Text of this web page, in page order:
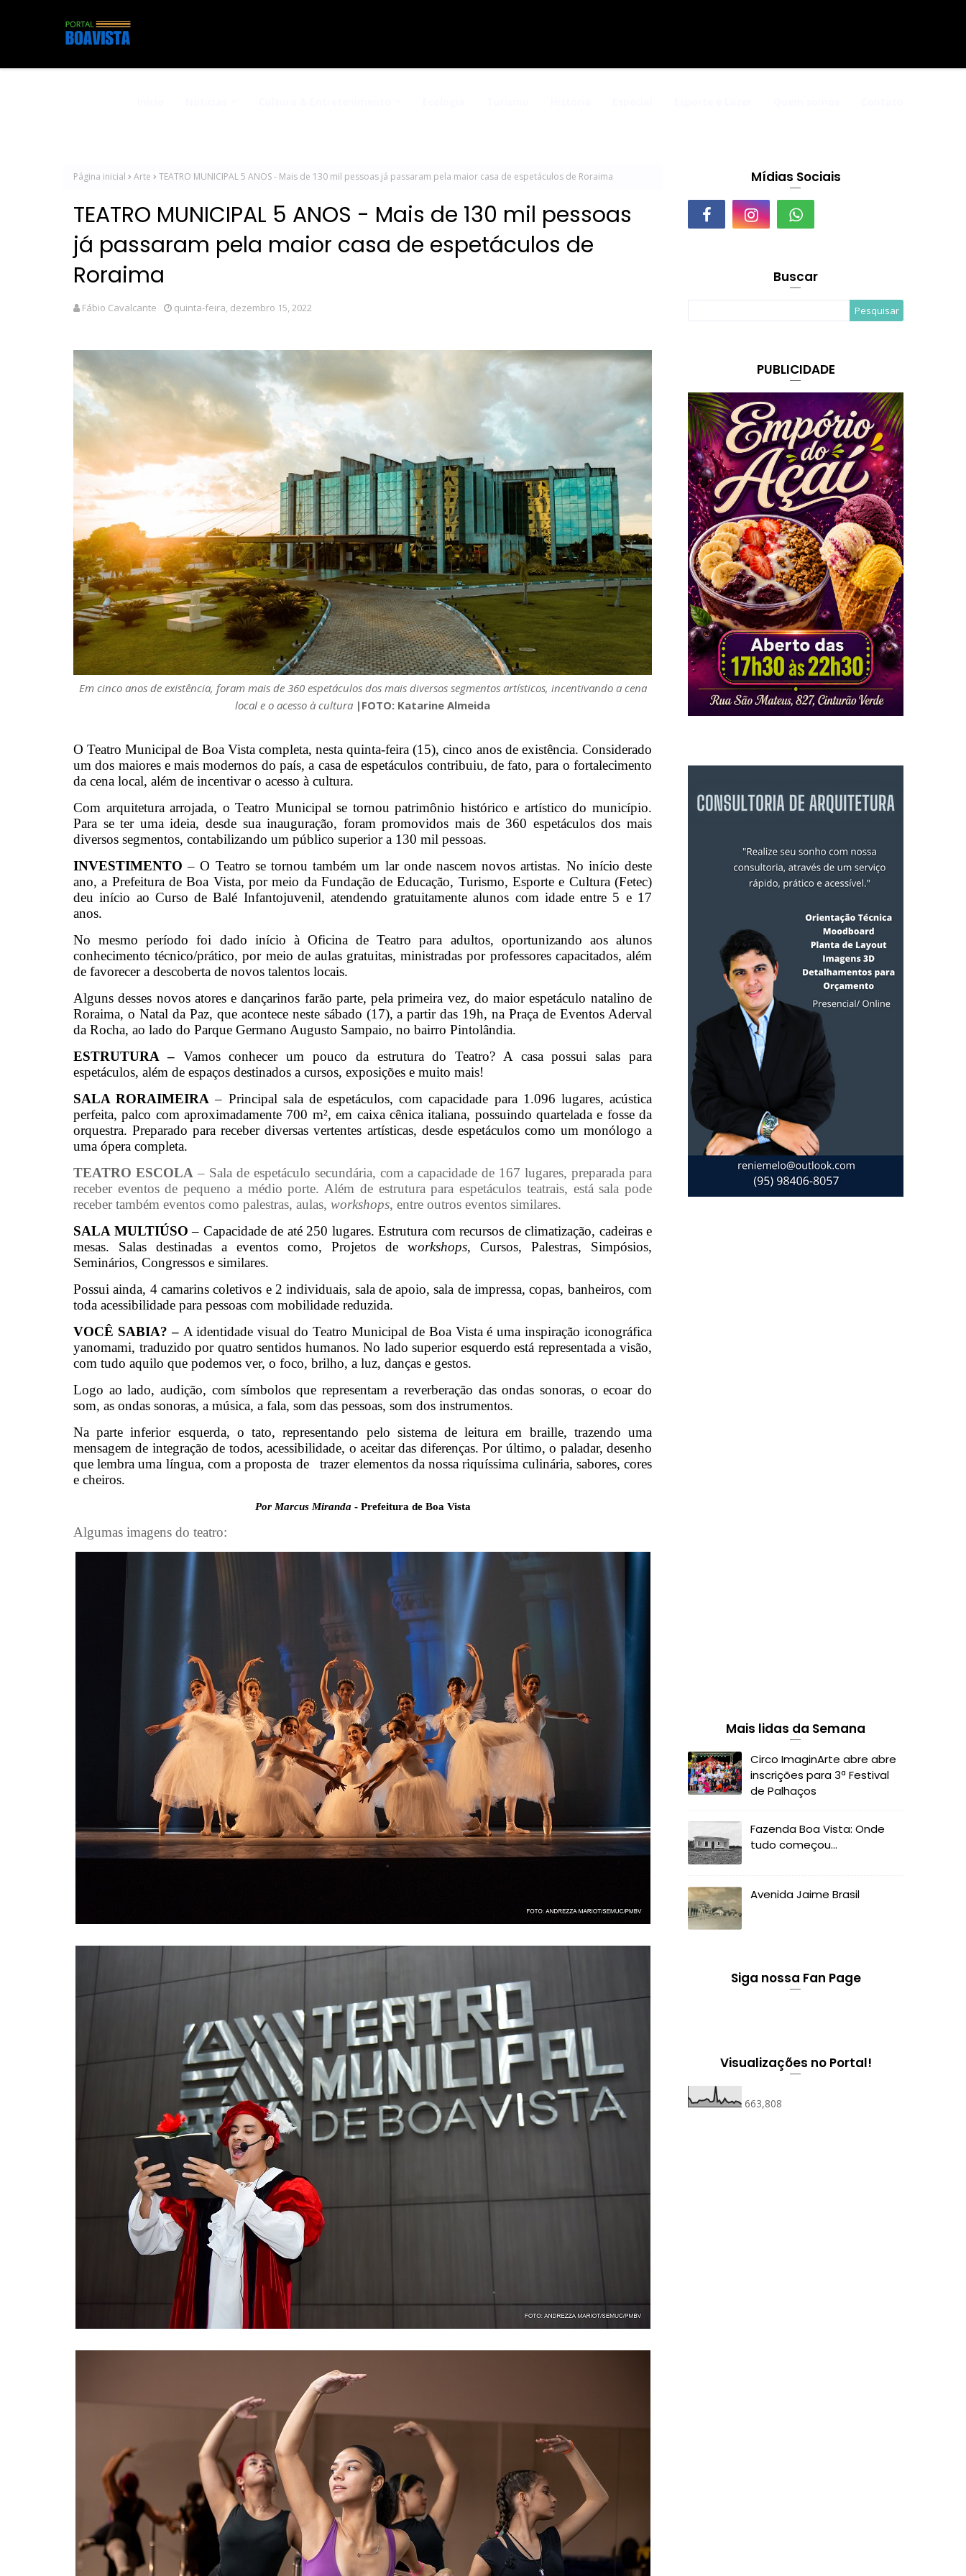
Página inicial Arte TEATRO MUNICIPAL 5 ANOS - Mais de 130 mil pessoas já passaram pela maior casa de espetáculos de Roraima
TEATRO MUNICIPAL 5 ANOS - Mais de 130 mil pessoas
já passaram pela maior casa de espetáculos de
Roraima
Fábio Cavalcante quinta-feira, dezembro 15, 2022
Em cinco anos de existência, foram mais de 360 espetáculos dos mais diversos segmentos artísticos, incentivando a cena
local e o acesso à cultura |FOTO: Katarine Almeida
O Teatro Municipal de Boa Vista completa, nesta quinta-feira (15), cinco anos de existência. Considerado
um dos maiores e mais modernos do país, a casa de espetáculos contribuiu, de fato, para o fortalecimento
da cena local, além de incentivar o acesso à cultura.
Com arquitetura arrojada, o Teatro Municipal se tornou patrimônio histórico e artístico do município.
Para se ter uma ideia, desde sua inauguração, foram promovidos mais de 360 espetáculos dos mais
diversos segmentos, contabilizando um público superior a 130 mil pessoas.
INVESTIMENTO – O Teatro se tornou também um lar onde nascem novos artistas. No início deste
ano, a Prefeitura de Boa Vista, por meio da Fundação de Educação, Turismo, Esporte e Cultura (Fetec)
deu início ao Curso de Balé Infantojuvenil, atendendo gratuitamente alunos com idade entre 5 e 17
anos.
No mesmo período foi dado início à Oficina de Teatro para adultos, oportunizando aos alunos
conhecimento técnico/prático, por meio de aulas gratuitas, ministradas por professores capacitados, além
de favorecer a descoberta de novos talentos locais.
Alguns desses novos atores e dançarinos farão parte, pela primeira vez, do maior espetáculo natalino de
Roraima, o Natal da Paz, que acontece neste sábado (17), a partir das 19h, na Praça de Eventos Aderval
da Rocha, ao lado do Parque Germano Augusto Sampaio, no bairro Pintolândia.
ESTRUTURA – Vamos conhecer um pouco da estrutura do Teatro? A casa possui salas para
espetáculos, além de espaços destinados a cursos, exposições e muito mais!
SALA RORAIMEIRA– Principal sala de espetáculos, com capacidade para 1.096 lugares, acústica
perfeita, palco com aproximadamente 700 m², em caixa cênica italiana, possuindo quartelada e fosse da
orquestra. Preparado para receber diversas vertentes artísticas, desde espetáculos como um monólogo a
uma ópera completa.
TEATRO ESCOLA – Sala de espetáculo secundária, com a capacidade de 167 lugares, preparada para
receber eventos de pequeno a médio porte. Além de estrutura para espetáculos teatrais, está sala pode
receber também eventos como palestras, aulas, workshops, entre outros eventos similares.
SALA MULTIÚSO– Capacidade de até 250 lugares. Estrutura com recursos de climatização, cadeiras e
mesas. Salas destinadas a eventos como, Projetos de workshops, Cursos, Palestras, Simpósios,
Seminários, Congressos e similares.
Possui ainda, 4 camarins coletivos e 2 individuais, sala de apoio, sala de impressa, copas, banheiros, com
toda acessibilidade para pessoas com mobilidade reduzida.
VOCÊ SABIA? – A identidade visual do Teatro Municipal de Boa Vista é uma inspiração iconográfica
yanomami, traduzido por quatro sentidos humanos. No lado superior esquerdo está representada a visão,
com tudo aquilo que podemos ver, o foco, brilho, a luz, danças e gestos.
Logo ao lado, audição, com símbolos que representam a reverberação das ondas sonoras, o ecoar do
som, as ondas sonoras, a música, a fala, som das pessoas, som dos instrumentos.
Na parte inferior esquerda, o tato, representando pelo sistema de leitura em braille, trazendo uma
mensagem de integração de todos, acessibilidade, o aceitar das diferenças. Por último, o paladar, desenho
que lembra uma língua, com a proposta de trazer elementos da nossa riquíssima culinária, sabores, cores
e cheiros.
Por Marcus Miranda - Prefeitura de Boa Vista
Algumas imagens do teatro:
Mídias Sociais
Buscar
PUBLICIDADE
Mais lidas da Semana
Circo ImaginArte abre abre
inscrições para 3ª Festival
de Palhaços
Fazenda Boa Vista: Onde
tudo começou...
Avenida Jaime Brasil
Siga nossa Fan Page
Visualizações no Portal!
663,808